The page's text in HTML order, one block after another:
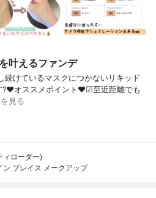
叶えるファンデ
続けているマスクにつかないリキッド
?❤︎オススメポイント❤︎☑︎至近距離でも
見る
ィローダー)
ン プレイス メークアップ